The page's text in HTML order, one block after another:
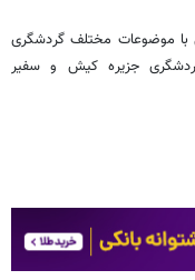
با موضوعات مختلف گردشگری
جزیره کیش و سفیر